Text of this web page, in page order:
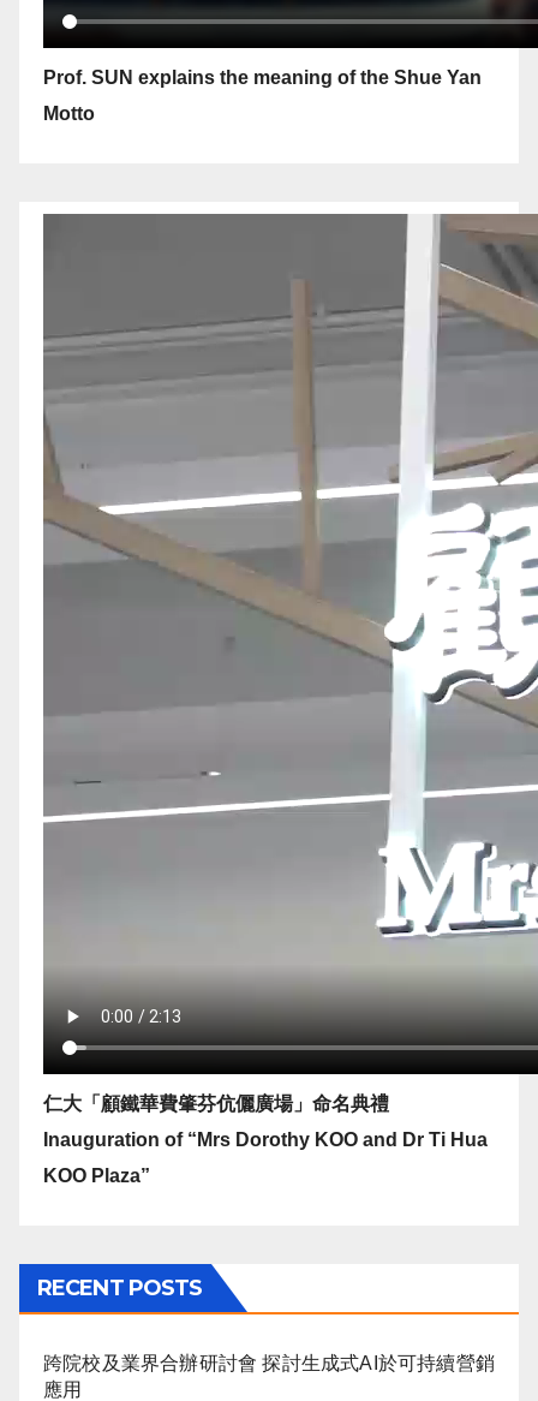
Prof. SUN explains the meaning of the Shue Yan
Motto
仁大「顧鐵華費肇芬伉儷廣場」命名典禮
Inauguration of “Mrs Dorothy KOO and Dr Ti Hua
KOO Plaza”
RECENT POSTS
跨院校及業界合辦研討會 探討生成式AI於可持續營銷
應用